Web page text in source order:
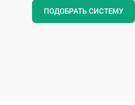
ПОДОБРАТЬ СИСТЕМУ